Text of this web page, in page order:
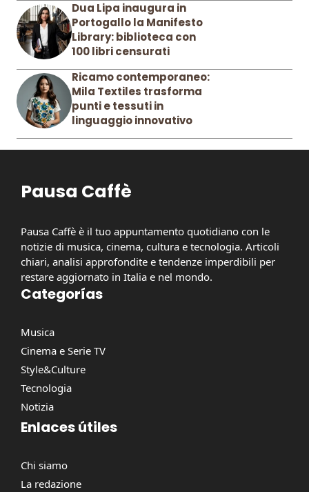
Dua Lipa inaugura in
Portogallo la Manifesto
Library: biblioteca con
100 libri censurati
Ricamo contemporaneo:
Mila Textiles trasforma
punti e tessuti in
linguaggio innovativo
Pausa Caffè
Pausa Caffè è il tuo appuntamento quotidiano con le
notizie di musica, cinema, cultura e tecnologia. Articoli
chiari, analisi approfondite e tendenze imperdibili per
restare aggiornato in Italia e nel mondo.
Categorías
Musica
Cinema e Serie TV
Style&Culture
Tecnologia
Notizia
Enlaces útiles
Chi siamo
La redazione